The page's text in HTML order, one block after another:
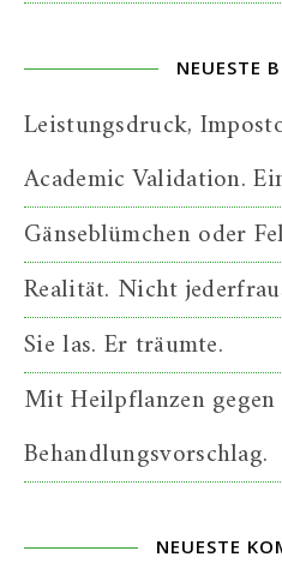
NEUESTE
Leistungsdruck,
Academic Validation.
Gänseblümchen oder
Realität. Nicht
Sie las. Er träumte.
Mit Heilpflanzen
Behandlungsvorschlag.
NEUESTE